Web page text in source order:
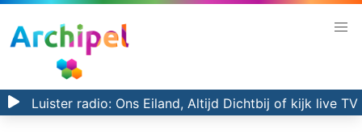
Luister radio: Ons Eiland, Altijd Dichtbij of kijk live TV